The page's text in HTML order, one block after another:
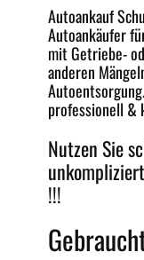
Autoankauf
Autoankäufer
mit Getriebe-
anderen
Autoentsorgung
professionell &
Nutzen Sie
!!!